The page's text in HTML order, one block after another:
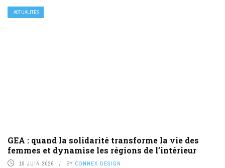
ACTUALITÉS
GEA : quand la solidarité transforme la vie des
femmes et dynamise les régions de l’intérieur
18 JUIN 2026 BY CONNEX DESIGN